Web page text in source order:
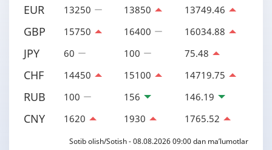
EUR 13250 13850 13749.46
GBP 15750 16400 16034.88
JPY 60 100 75.48
CHF 14450 15100 14719.75
RUB 100 156 146.19
CNY 1620 1930 1765.52
Sotib olish/Sotish - 08.08.2026 09:00 dan ma’lumotlar